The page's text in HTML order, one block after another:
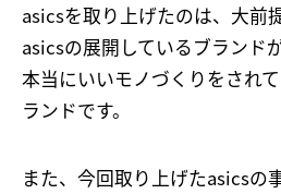
asicsを取り上げたのは、大前
asicsの展開しているブランド
本当にいいモノづくりをされ
ランドです。
また、今回取り上げたasicsの